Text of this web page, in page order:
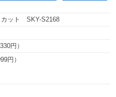
ット SKY-S2168
円）
円）